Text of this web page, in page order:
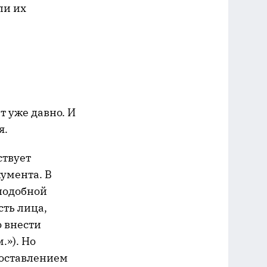
их
уже давно. И
В
лица,
Но